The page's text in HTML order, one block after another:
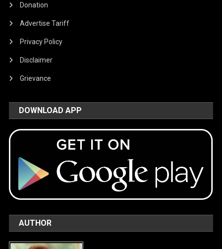
Donation
Advertise Tariff
Privacy Policy
Disclaimer
Grievance
DOWNLOAD APP
AUTHOR